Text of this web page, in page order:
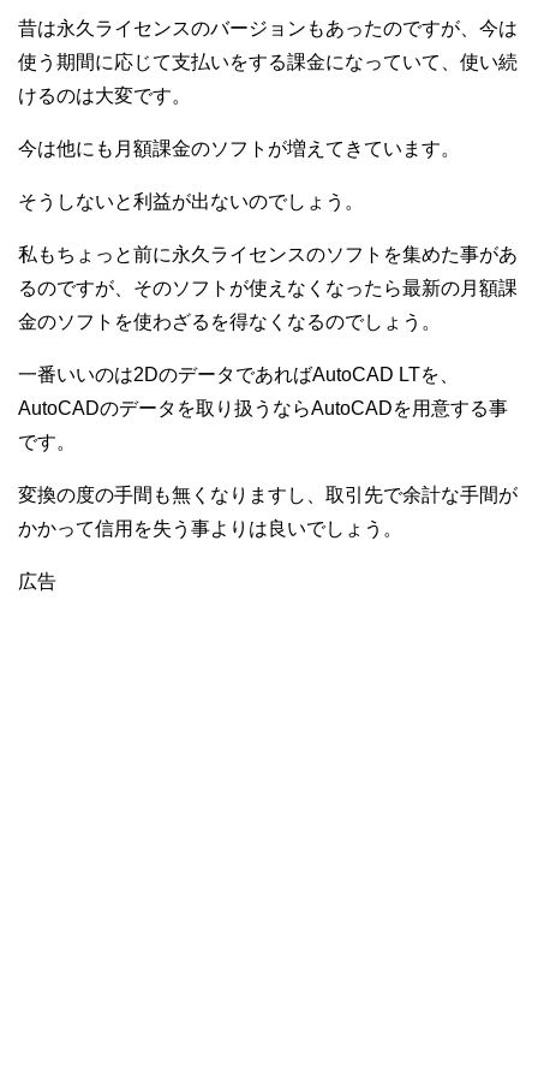
昔は永久ライセンスのバージョンもあったのですが、今は
使う期間に応じて支払いをする課金になっていて、使い続
けるのは大変です。
今は他にも月額課金のソフトが増えてきています。
そうしないと利益が出ないのでしょう。
私もちょっと前に永久ライセンスのソフトを集めた事があ
るのですが、そのソフトが使えなくなったら最新の月額課
金のソフトを使わざるを得なくなるのでしょう。
一番いいのは2DのデータであればAutoCAD LTを、
AutoCADのデータを取り扱うならAutoCADを用意する事
です。
変換の度の手間も無くなりますし、取引先で余計な手間が
かかって信用を失う事よりは良いでしょう。
広告